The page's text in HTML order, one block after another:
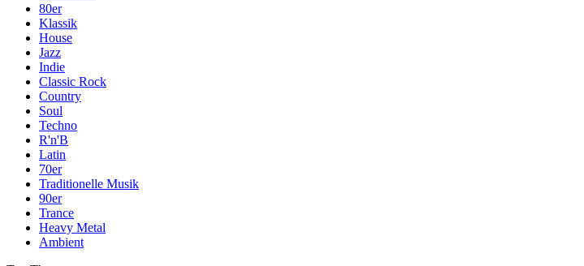
80er
Klassik
House
Jazz
Indie
Classic Rock
Country
Soul
Techno
R'n'B
Latin
70er
Traditionelle Musik
90er
Trance
Heavy Metal
Ambient